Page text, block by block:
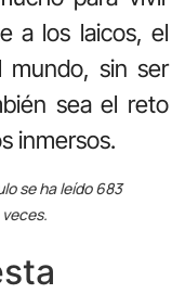
a los laicos, el
mundo, sin ser
sea el reto
inmersos.
se ha leído 683
veces.